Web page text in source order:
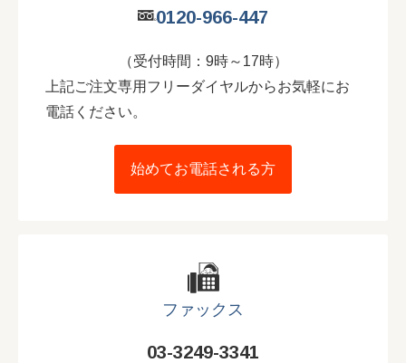
0120-966-447
（受付時間：9時～17時）
上記ご注文専用フリーダイヤルからお気軽にお
電話ください。
始めてお電話される方
ファックス
03-3249-3341